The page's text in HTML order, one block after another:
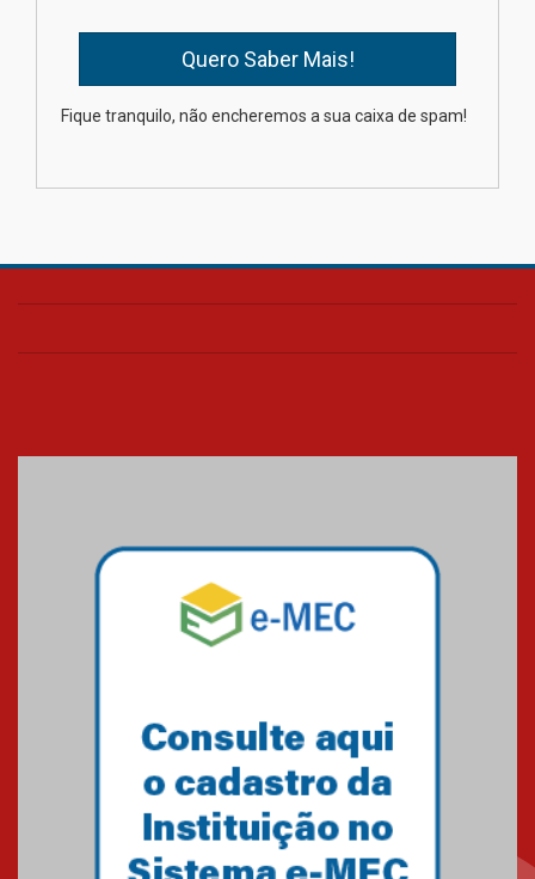
Oncologista do HUEM ressalta
importância da prevenção e
diagnóstico precoce do câncer
de pulmão
Fique tranquilo, não encheremos a sua caixa de spam!